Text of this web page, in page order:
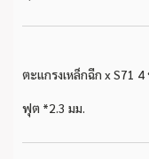
ตะแกรงเหล็กฉีก x S71
ฟุต *2.3 มม.